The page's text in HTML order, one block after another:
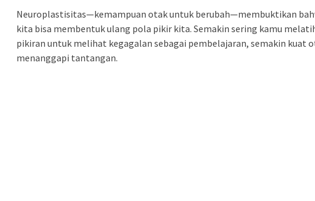
Neuroplastisitas—kemampuan otak untuk berubah—membuktikan
kita bisa membentuk ulang pola pikir kita. Semakin sering kamu
pikiran untuk melihat kegagalan sebagai pembelajaran, semakin kuat
menanggapi tantangan.